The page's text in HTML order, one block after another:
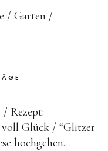
Garten
Rezept:
Glück
“Glitzer
hochgehen…